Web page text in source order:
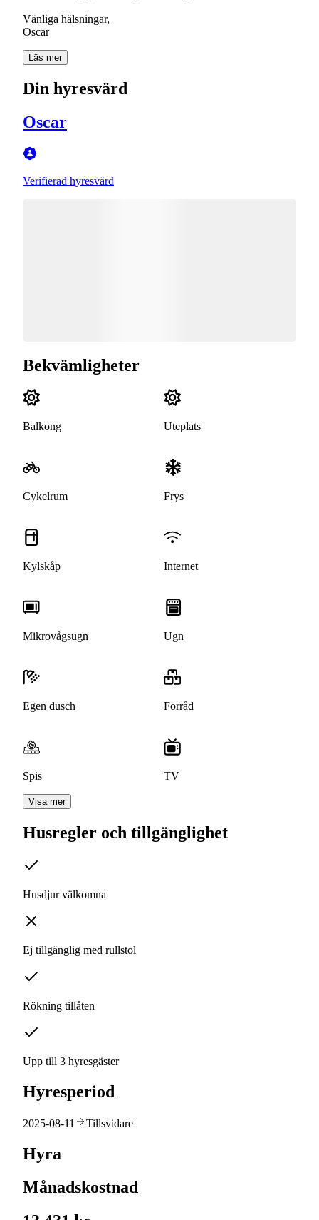
Vänliga hälsningar,
Oscar
Läs mer
Din hyresvärd
Oscar
Verifierad hyresvärd
Bekvämligheter
Balkong Uteplats
Cykelrum Frys
Kylskåp Internet
Mikrovågsugn Ugn
Egen dusch Förråd
Spis TV
Visa mer
Husregler och tillgänglighet
Husdjur välkomna
Ej tillgänglig med rullstol
Rökning tillåten
Upp till 3 hyresgäster
Hyresperiod
2025-08-11 Tillsvidare
Hyra
Månadskostnad